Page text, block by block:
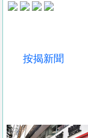
產
按揭新聞